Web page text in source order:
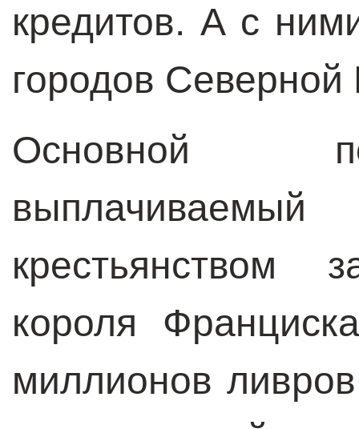
кредитов. А с
городов Северной
Основной
крестьянством
короля
миллионов